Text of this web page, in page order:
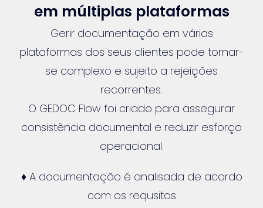
em múltiplas plataformas
Gerir documentação em várias
plataformas dos seus clientes pode tornar-
se complexo e sujeito a rejeições
recorrentes.
O GEDOC Flow foi criado para assegurar
consistência documental e reduzir esforço
operacional.
♦ A documentação é analisada de acordo
com os requsitos